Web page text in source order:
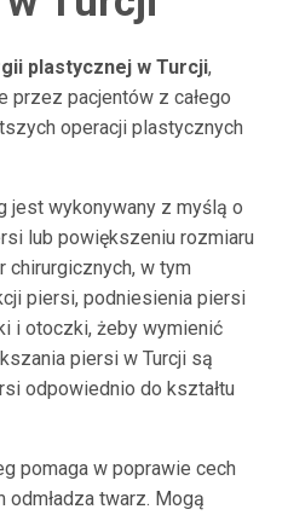
plastycznej w Turcji,
przez pacjentów z całego
operacji plastycznych
jest wykonywany z myślą o
lub powiększeniu rozmiaru
chirurgicznych, w tym
piersi, podniesienia piersi
i otoczki, żeby wymienić
piersi w Turcji są
odpowiednio do kształtu
pomaga w poprawie cech
twarz. Mogą